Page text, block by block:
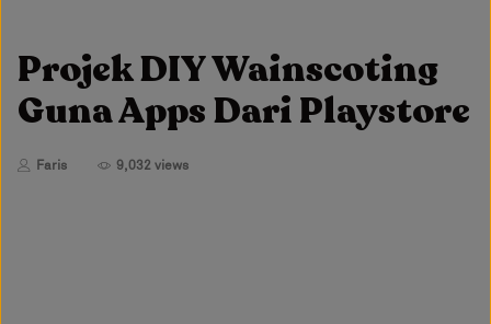
Projek DIY Wainscoting
Guna Apps Dari Playstore
Faris 9,032 views